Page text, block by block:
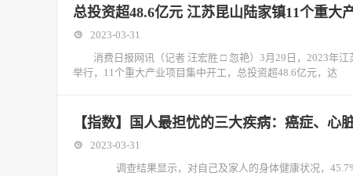
总投资超48.6亿元 江苏昆山陆家镇11个重大
2023-03-31
消费日报网讯（记者 汪宏胜 □ 忽艳）3月29日，2023年江
举行，11个重大产业项目集中开工，总投资超48.6亿元，达
【指数】国人最担忧的三大疾病：癌症、心
2023-03-31
调查结果显示，对自己及家人的身体健康状况，45.7%